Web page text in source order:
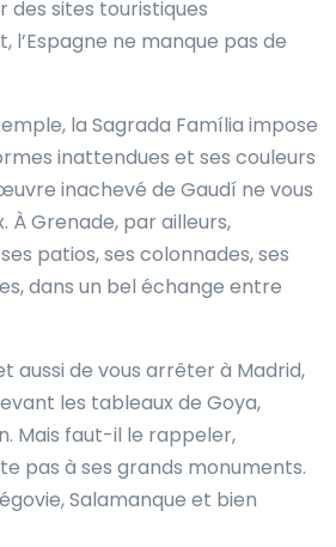
sites touristiques
l’Espagne ne manque pas de
la Sagrada Família impose
inattendues et ses couleurs
inachevé de Gaudí ne vous
À Grenade, par ailleurs,
patios, ses colonnades, ses
dans un bel échange entre
aussi de vous arrêter à Madrid,
les tableaux de Goya,
Mais faut-il le rappeler,
pas à ses grands monuments.
Salamanque et bien